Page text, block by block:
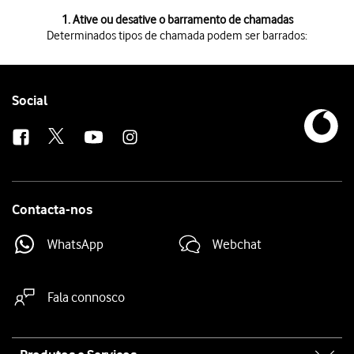
1. Ative ou desative o barramento de chamadas
Determinados tipos de chamada podem ser barrados:
Chamadas efetuadas, chamadas internacionais, chamadas
Não é possível ativar ou desativar manualmente o barramento de
Follow
Social
Contacta-nos
WhatsApp Webchat
Fala connosco